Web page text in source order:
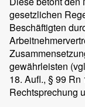
gesetzlichen
Beschäftigten
gewährleisten
18. Aufl., § 99
Rechtsprechung